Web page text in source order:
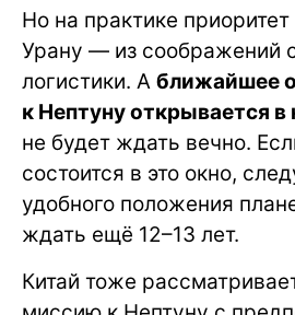
Но на практике
Урану — из соображений
логистики. А ближайшее
к Нептуну открывается
не будет ждать вечно.
состоится в это окно,
удобного положения
ждать ещё 12–13 лет.
Китай тоже